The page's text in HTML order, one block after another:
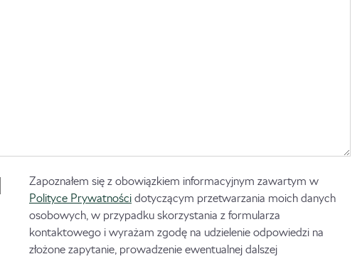
Zapoznałem się z obowiązkiem informacyjnym zawartym w
Polityce Prywatnościdotyczącym przetwarzania moich danych
osobowych, w przypadku skorzystania z formularza
kontaktowego i wyrażam zgodę na udzielenie odpowiedzi na
złożone zapytanie, prowadzenie ewentualnej dalszej